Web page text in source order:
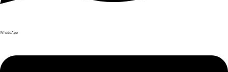
WhatsApp